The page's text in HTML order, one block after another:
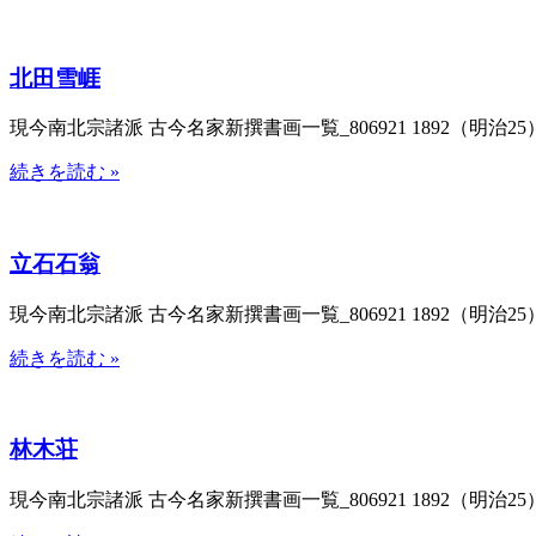
北田雪崕
現今南北宗諸派 古今名家新撰書画一覧_806921 1892（明治25
続きを読む »
立石石翁
現今南北宗諸派 古今名家新撰書画一覧_806921 1892（明治25
続きを読む »
林木荘
現今南北宗諸派 古今名家新撰書画一覧_806921 1892（明治25